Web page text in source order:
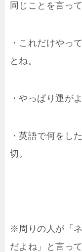
同じことを言って
・これだけやっ
とね。
・やっぱり運が
・英語で何をし
切。
※周りの人が「
だよね」と言っ